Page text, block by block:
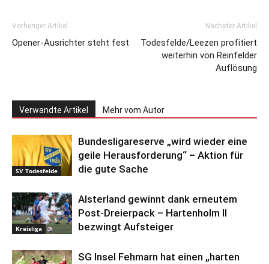
Vorheriger Artikel
Opener-Ausrichter steht fest
Nächster Artikel
Todesfelde/Leezen profitiert
weiterhin von Reinfelder
Auflösung
Verwandte Artikel Mehr vom Autor
SV Todesfelde
Bundesligareserve „wird wieder eine
geile Herausforderung“ – Aktion für
die gute Sache
Kreisliga
Alsterland gewinnt dank erneutem
Post-Dreierpack – Hartenholm II
bezwingt Aufsteiger
SG Insel Fehmarn hat einen „harten